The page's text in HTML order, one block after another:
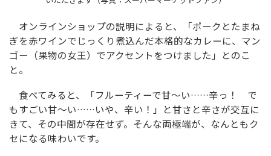
オンラインショップの説明によると、「ポークとたまね
ぎを赤ワインでじっくり煮込んだ本格的なカレーに、マン
ゴー（果物の女王）でアクセントをつけました」とのこ
と。
食べてみると、「フルーティーで甘～い……辛っ！ で
もすごい甘～い……いや、辛い！」と甘さと辛さが交互に
きて、その中間が存在せず。そんな両極端が、なんともク
セになる味わいです。